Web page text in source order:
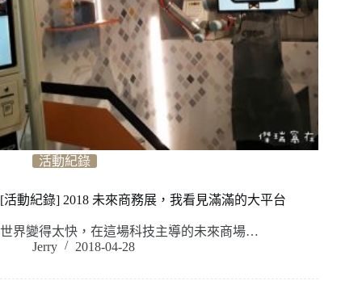
活動紀錄
[活動紀錄] 2018 未來商務展，我看見滿滿的大平台
世界變得太快，在這場科技主導的未來商場…
Jerry
2018-04-28